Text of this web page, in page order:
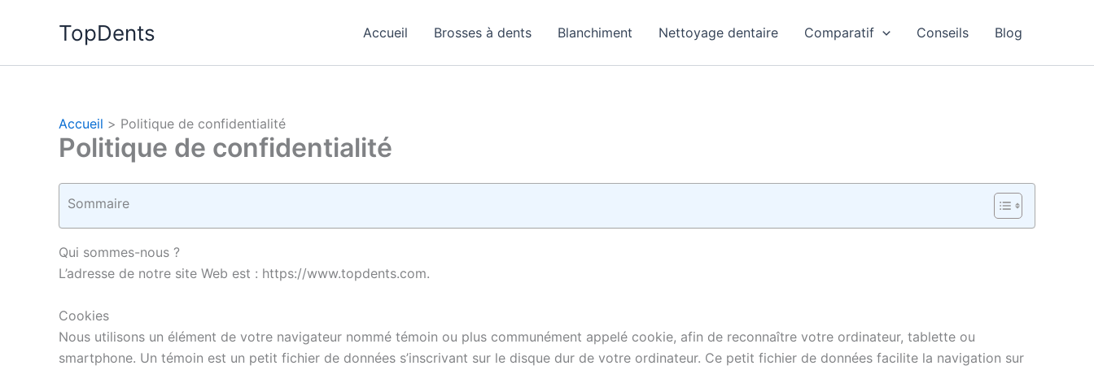
TopDents Accueil Brosses à dents Blanchiment Nettoyage dentaire Comparatif Conseils Blog
Accueil Politique de confidentialité
Politique de confidentialité
Sommaire
Qui sommes-nous ?
L’adresse de notre site Web est : https://www.topdents.com.
Cookies
Nous utilisons un élément de votre navigateur nommé témoin ou plus communément appelé cookie, afin de reconnaître votre ordinateur, tablette ou
smartphone. Un témoin est un petit fichier de données s’inscrivant sur le disque dur de votre ordinateur. Ce petit fichier de données facilite la navigation sur